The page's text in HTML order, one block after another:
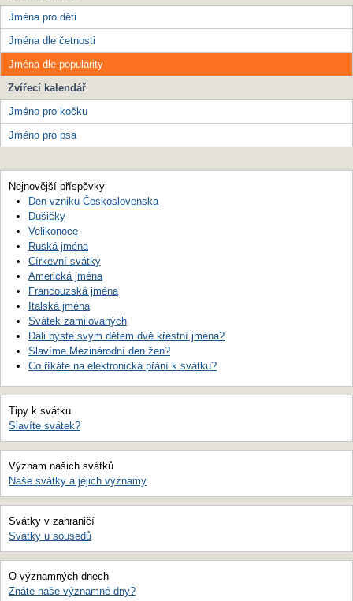
Jména pro děti
Jména dle četnosti
Jména dle popularity
Zvířecí kalendář
Jméno pro kočku
Jméno pro psa
Nejnovější příspěvky
Den vzniku Československa
Dušičky
Velikonoce
Ruská jména
Církevní svátky
Americká jména
Francouzská jména
Italská jména
Svátek zamilovaných
Dali byste svým dětem dvě křestní jména?
Slavíme Mezinárodní den žen?
Co říkáte na elektronická přání k svátku?
Tipy k svátku
Slavíte svátek?
Význam našich svátků
Naše svátky a jejich významy
Svátky v zahraničí
Svátky u sousedů
O významných dnech
Znáte naše významné dny?